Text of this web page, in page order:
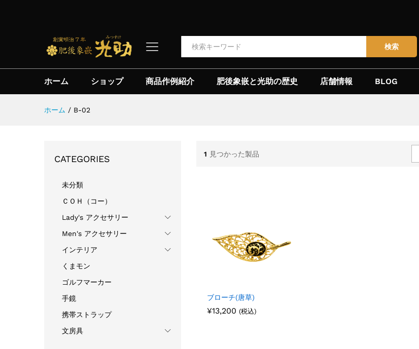
全て 検索
ホーム ショップ 商品作例紹介 肥後象嵌と光助の歴史 店舗情報 BLOG
ホーム / B-02
1 見つかった製品
ブローチ(唐草)
¥13,200 (税込)
¥13,200
CATEGORIES
未分類
ＣＯＨ（コー）
Lady's アクセサリー
Men's アクセサリー
インテリア
くまモン
ゴルフマーカー
手鏡
携帯ストラップ
文房具